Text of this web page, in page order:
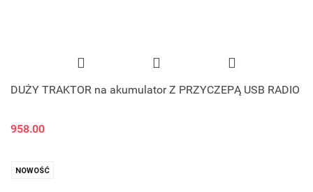
DUŻY TRAKTOR na akumulator Z PRZYCZEPĄ USB RADIO
958.00
NOWOŚĆ